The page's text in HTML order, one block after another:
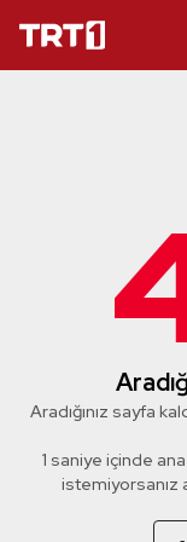
Aradığınız sayfa
1 saniye içinde
istemiyorsanız